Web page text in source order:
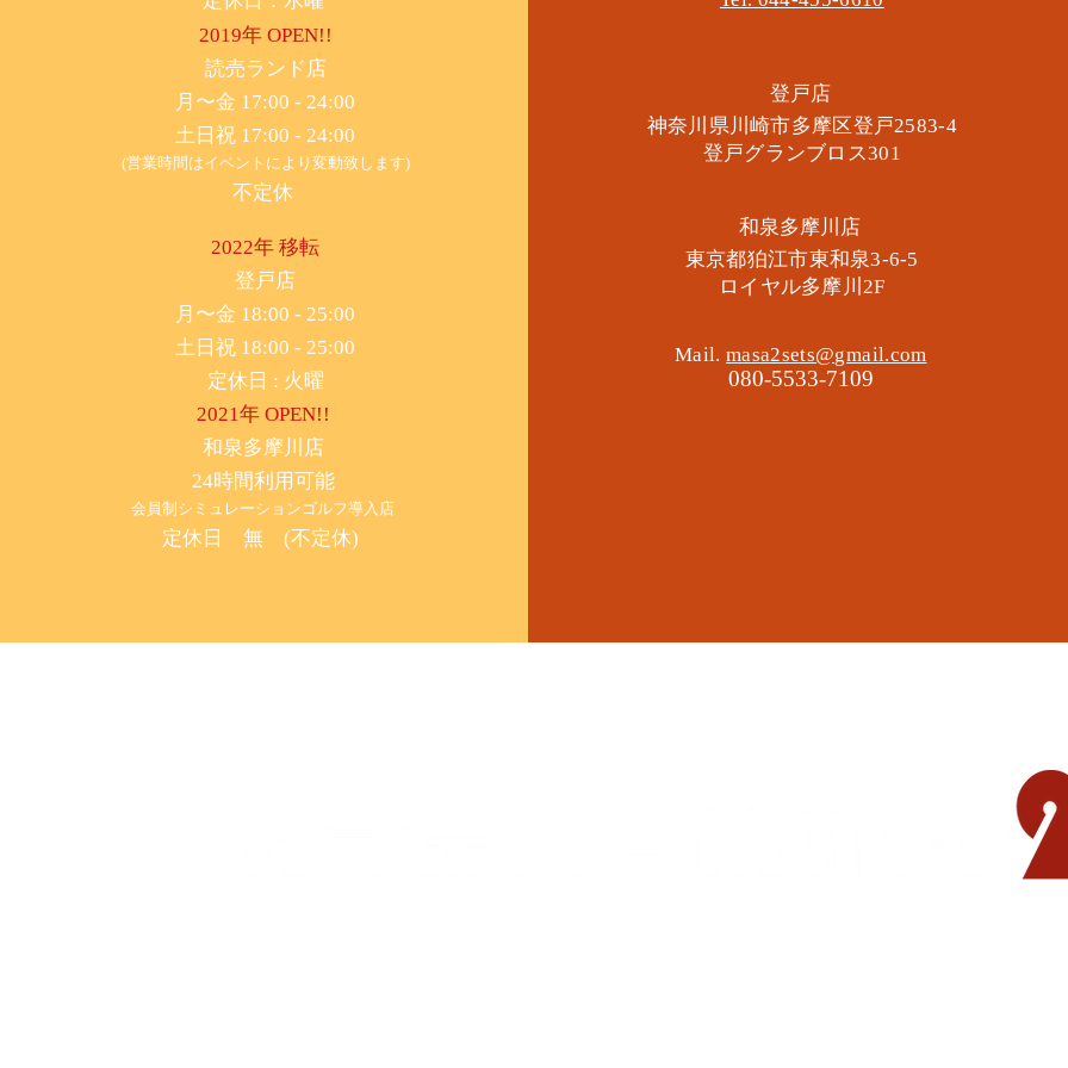
2019年 OPEN!!
​読売ランド店
月〜金 17:00 - 24:00
土日祝 17:00 - 24:00
(営業時間はイベントにより変動致します)
不定休
2022年 移転
​登戸店
月〜金 18:00 - 25:00
土日祝 18:00 - 25:00
​定休日 : 火曜
2021年 OPEN!!
​和泉多摩川店
24時間利用可能
​会員制シミュレーションゴルフ導入店
定休日 無 (不定休)
​登戸店
神奈川県川崎市多摩区​登戸2583-4
​登戸グランブロス301
​和泉多摩川店
東京都狛江市東和泉3-6-5
​ロイヤル多摩川2F
Mail.masa2sets@gmail.com
080-5533-7109